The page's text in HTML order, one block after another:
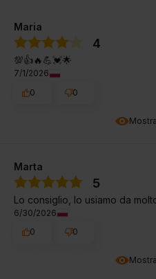
Maria
4
💯👍️🔥💪💓🌟
7/1/2026
0
0
Marta
5
Lo consiglio, lo usiamo da
6/30/2026
0
0